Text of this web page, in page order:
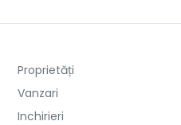
Proprietăți
Vanzari
Inchirieri